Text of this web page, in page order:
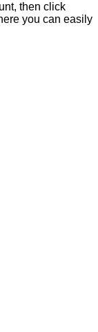
then click
you can easily